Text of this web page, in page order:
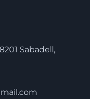
Sabadell,